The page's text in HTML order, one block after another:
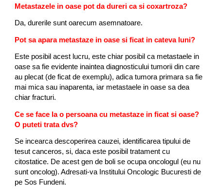
Metastazele in oase pot da dureri ca si coxartroza?
Da, durerile sunt oarecum asemnatoare.
Pot sa apara metastaze in oase si ficat in cateva luni?
Este posibil acest lucru, este chiar posibil ca metastaele in
oase sa fie evidente inaintea diagnosticului tumorii din care
au plecat (de ficat de exemplu), adica tumora primara sa fie
mai mica sau inaparenta, iar metastaele in oase sa dea
chiar fracturi.
Ce se face la o persoana cu metastaze in ficat si oase?
O puteti trata dvs?
Se incearca descoperirea cauzei, identificarea tipului de
tesut canceros, si, daca este posibil tratament cu
citostatice. De acest gen de boli se ocupa oncologul (eu nu
sunt oncolog). Adresati-va Institului Oncologic Bucuresti de
pe Sos Fundeni.